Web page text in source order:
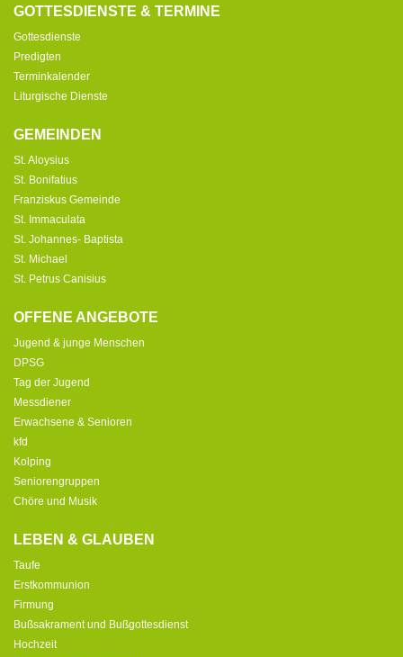
GOTTESDIENSTE & TERMINE
Gottesdienste
Predigten
Terminkalender
Liturgische Dienste
GEMEINDEN
St. Aloysius
St. Bonifatius
Franziskus Gemeinde
St. Immaculata
St. Johannes- Baptista
St. Michael
St. Petrus Canisius
OFFENE ANGEBOTE
Jugend & junge Menschen
DPSG
Tag der Jugend
Messdiener
Erwachsene & Senioren
kfd
Kolping
Seniorengruppen
Chöre und Musik
LEBEN & GLAUBEN
Taufe
Erstkommunion
Firmung
Bußsakrament und Bußgottesdienst
Hochzeit